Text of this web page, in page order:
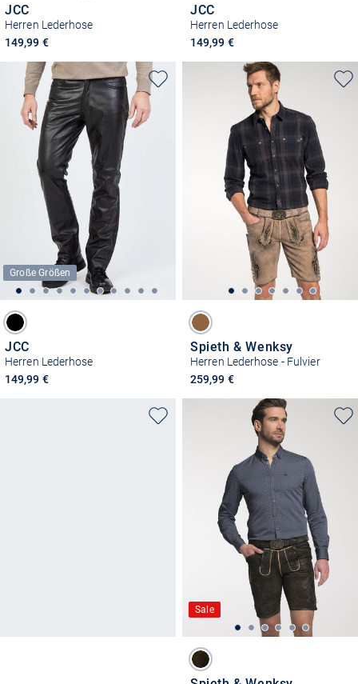
JCC
Herren Lederhose
149,99 €
JCC
Herren Lederhose
149,99 €
Große Größen
JCC
Herren Lederhose
149,99 €
Spieth & Wenksy
Herren Lederhose - Fulvier
259,99 €
Sale